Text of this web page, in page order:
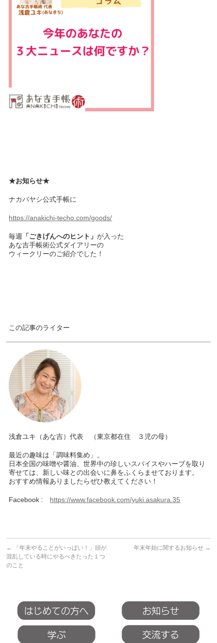
★お知らせ★
ナカバヤシ公式手帳に
https://anakichi-techo.com/goods/
毎週 「ごきげんへのヒント」が入った
あな吉手帳術公式ダイアリーの
ウィークリーのご紹介でした！
この記事のライター
浅倉ユキ（あな吉）代表 （東京都在住 ３児の母）
最近の趣味は「調味料集め」。
日本全国の味噌や醤油、世界中の珍しいスパイスやハーブを取り
寄せては、新しい味との出会いに鼻をふくらませております。
おすすめ情報ありましたらぜひ教えてください！
Facebook : https://www.facebook.com/yuki.asakura.35
←
「年末やることがいっぱい！」頭が
混乱している時にやるべきたった１つ
のこと
年末年始に関するお知らせ →